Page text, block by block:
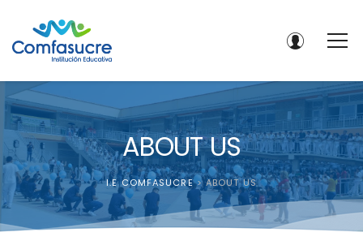
ABOUT US
I.E COMFASUCRE>ABOUT US